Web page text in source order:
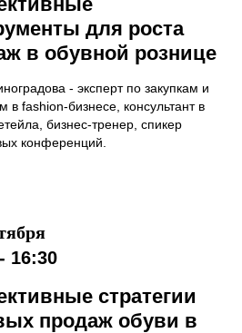
для роста
в обувной рознице
- эксперт по закупкам и
в fashion-бизнесе, консультант в
бизнес-тренер, спикер
конференций.
16:30
стратегии
продаж обуви в